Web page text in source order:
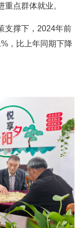
点群体就业。
支撑下，2024年前
，比上年同期下降